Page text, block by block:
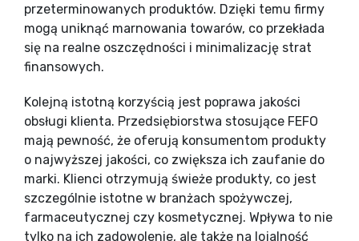
przeterminowanych produktów. Dzięki temu firmy
mogą uniknąć marnowania towarów, co przekłada
się na realne oszczędności i minimalizację strat
finansowych.
Kolejną istotną korzyścią jest poprawa jakości
obsługi klienta. Przedsiębiorstwa stosujące FEFO
mają pewność, że oferują konsumentom produkty
o najwyższej jakości, co zwiększa ich zaufanie do
marki. Klienci otrzymują świeże produkty, co jest
szczególnie istotne w branżach spożywczej,
farmaceutycznej czy kosmetycznej. Wpływa to nie
tylko na ich zadowolenie, ale także na lojalność